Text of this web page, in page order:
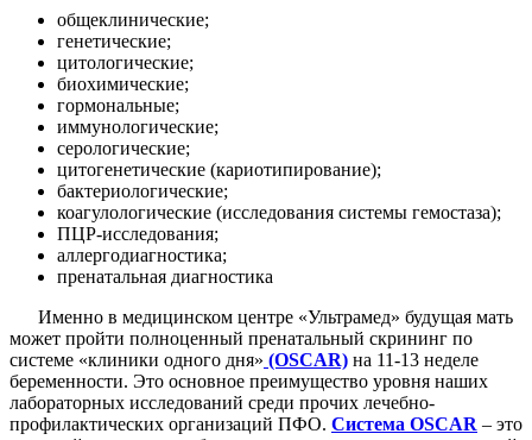
общеклинические;
генетические;
цитологические;
биохимические;
гормональные;
иммунологические;
серологические;
цитогенетические (кариотипирование);
бактериологические;
коагулологические (исследования системы гемостаза);
ПЦР-исследования;
аллергодиагностика;
пренатальная диагностика
Именно в медицинском центре «Ультрамед» будущая мать
может пройти полноценный пренатальный скрининг по
системе «клиники одного дня» (OSCAR) на 11-13 неделе
беременности. Это основное преимущество уровня наших
лабораторных исследований среди прочих лечебно-
профилактических организаций ПФО. Система OSCAR – это